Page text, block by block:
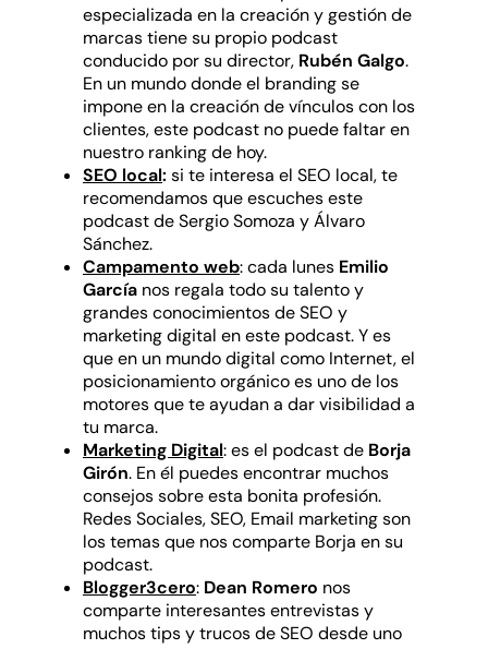
especializada en la creación y gestión de
marcas tiene su propio podcast
conducido por su director, Rubén Galgo.
En un mundo donde el branding se
impone en la creación de vínculos con los
clientes, este podcast no puede faltar en
nuestro ranking de hoy.
SEO local:si te interesa el SEO local, te
recomendamos que escuches este
podcast de Sergio Somoza y Álvaro
Sánchez.
Campamento web: cada lunes Emilio
García nos regala todo su talento y
grandes conocimientos de SEO y
marketing digital en este podcast. Y es
que en un mundo digital como Internet, el
posicionamiento orgánico es uno de los
motores que te ayudan a dar visibilidad a
tu marca.
Marketing Digital: es el podcast de Borja
Girón. En él puedes encontrar muchos
consejos sobre esta bonita profesión.
Redes Sociales, SEO, Email marketing son
los temas que nos comparte Borja en su
podcast.
Blogger3cero: Dean Romero nos
comparte interesantes entrevistas y
muchos tips y trucos de SEO desde uno